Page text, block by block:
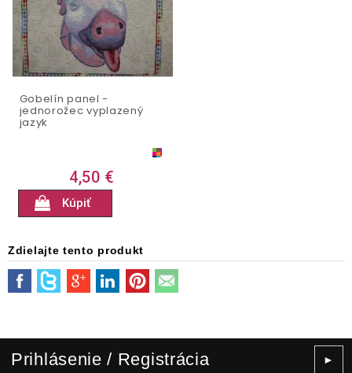
Gobelín panel -
jednorožec vyplazený
jazyk
4,50 €
Kúpiť
Zdielajte tento produkt
Prihlásenie / Registrácia ►